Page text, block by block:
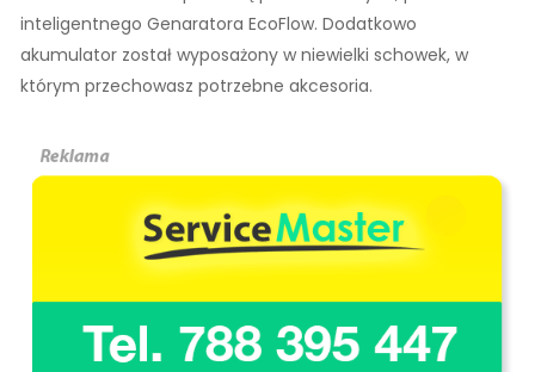
inteligentnego Genaratora EcoFlow. Dodatkowo
akumulator został wyposażony w niewielki schowek, w
którym przechowasz potrzebne akcesoria.